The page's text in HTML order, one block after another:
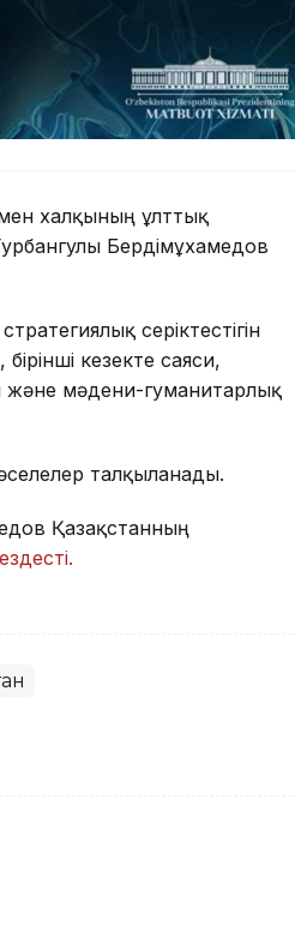
халқының ұлттық
Бердімұхамедов
серіктестігін
кезекте саяси,
және мәдени-гуманитарлық
талқыланады.
Қазақстанның